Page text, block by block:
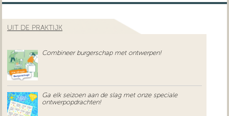
do-it-yourself
uit de praktijk
over ons
UIT DE PRAKTIJK
Combineer burgerschap met ontwerpen!
Ga elk seizoen aan de slag met onze speciale
ontwerpopdrachten!